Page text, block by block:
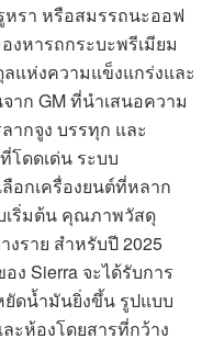
หรา หรือสมรรถนะออฟ
หารถกระบะพรีเมียม
ลแห่งความแข็งแกร่งและ
าก GM ที่นำเสนอความ
ากจูง บรรทุก และ
โดดเด่น ระบบ
ลือกเครื่องยนต์ที่หลาก
เริ่มต้น คุณภาพวัสดุ
งราย สำหรับปี 2025
ง Sierra จะได้รับการ
ดน้ำมันยิ่งขึ้น รูปแบบ
ะห้องโดยสารที่กว้าง